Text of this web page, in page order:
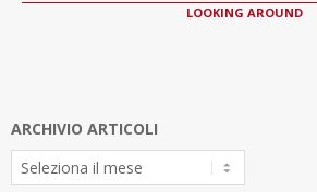
LOOKING AROUND
ARCHIVIO ARTICOLI
Archivio
Articoli